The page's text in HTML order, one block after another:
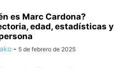
es Marc Cardona?
edad, estadísticas y
- 5 de febrero de 2025